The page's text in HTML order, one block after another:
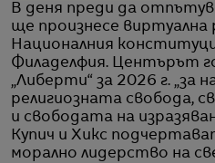
В деня преди да
ще произнесе виртуална
Националния
Филаделфия. Центърът
„Либерти“ за 2026 г. „за
религиозната свобода,
и свободата на
Купич и Хикс
морално лидерство на